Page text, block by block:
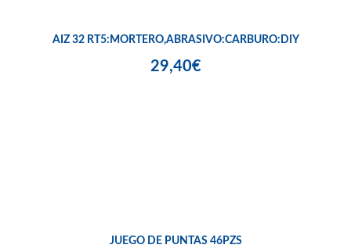
AIZ 32 RT5:MORTERO,ABRASIVO:CARBURO:DIY
29,40€
JUEGO DE PUNTAS 46PZS